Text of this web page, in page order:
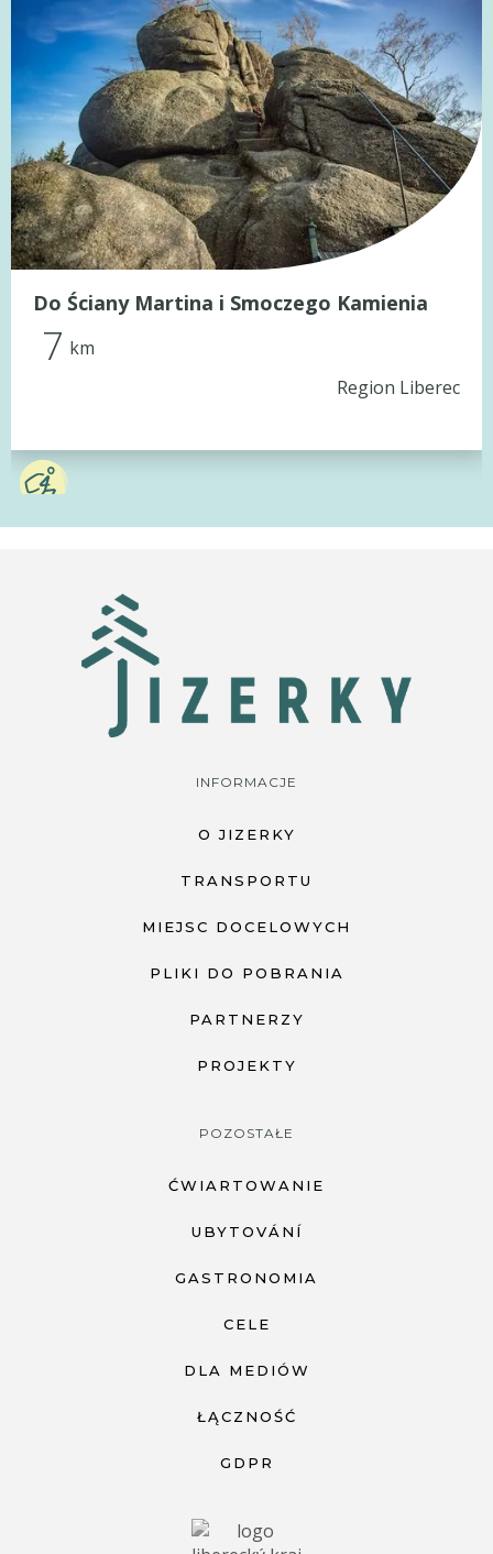
Do Ściany Martina i Smoczego Kamienia
7 km
Region Liberec
INFORMACJE
O JIZERKY
TRANSPORTU
MIEJSC DOCELOWYCH
PLIKI DO POBRANIA
PARTNERZY
PROJEKTY
POZOSTAŁE
ĆWIARTOWANIE
UBYTOVÁNÍ
GASTRONOMIA
CELE
DLA MEDIÓW
ŁĄCZNOŚĆ
GDPR